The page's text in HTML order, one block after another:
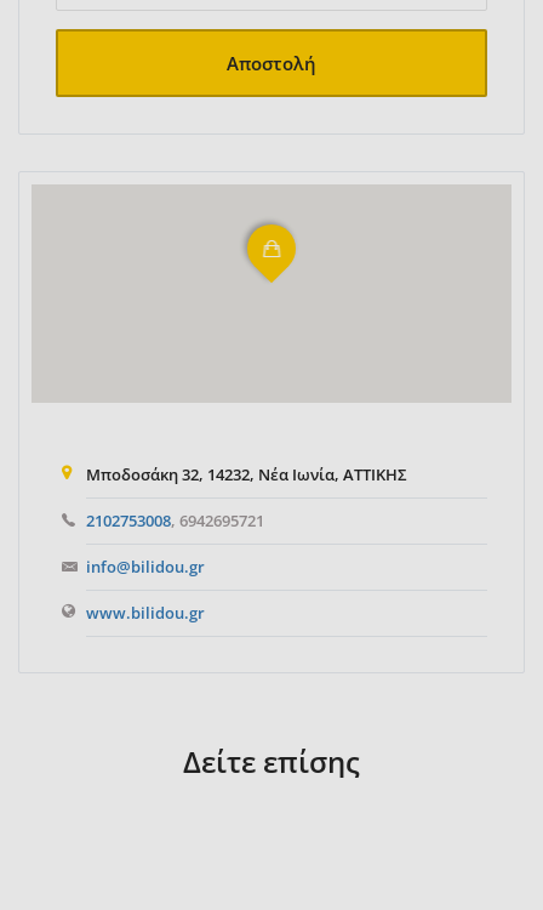
Αποστολή
Μποδοσάκη 32, 14232, Νέα Ιωνία, ΑΤΤΙΚΗΣ
2102753008, 6942695721
info@bilidou.gr
www.bilidou.gr
Δείτε επίσης